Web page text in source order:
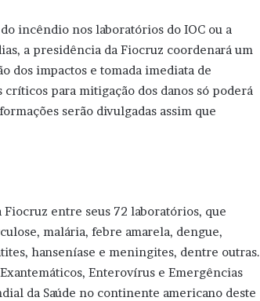
incêndio nos laboratórios do IOC ou a
a presidência da Fiocruz coordenará um
dos impactos e tomada imediata de
para mitigação dos danos só poderá
serão divulgadas assim que
Fiocruz entre seus 72 laboratórios, que
malária, febre amarela, dengue,
hanseníase e meningites, dentre outras.
Enterovírus e Emergências
da Saúde no continente americano deste